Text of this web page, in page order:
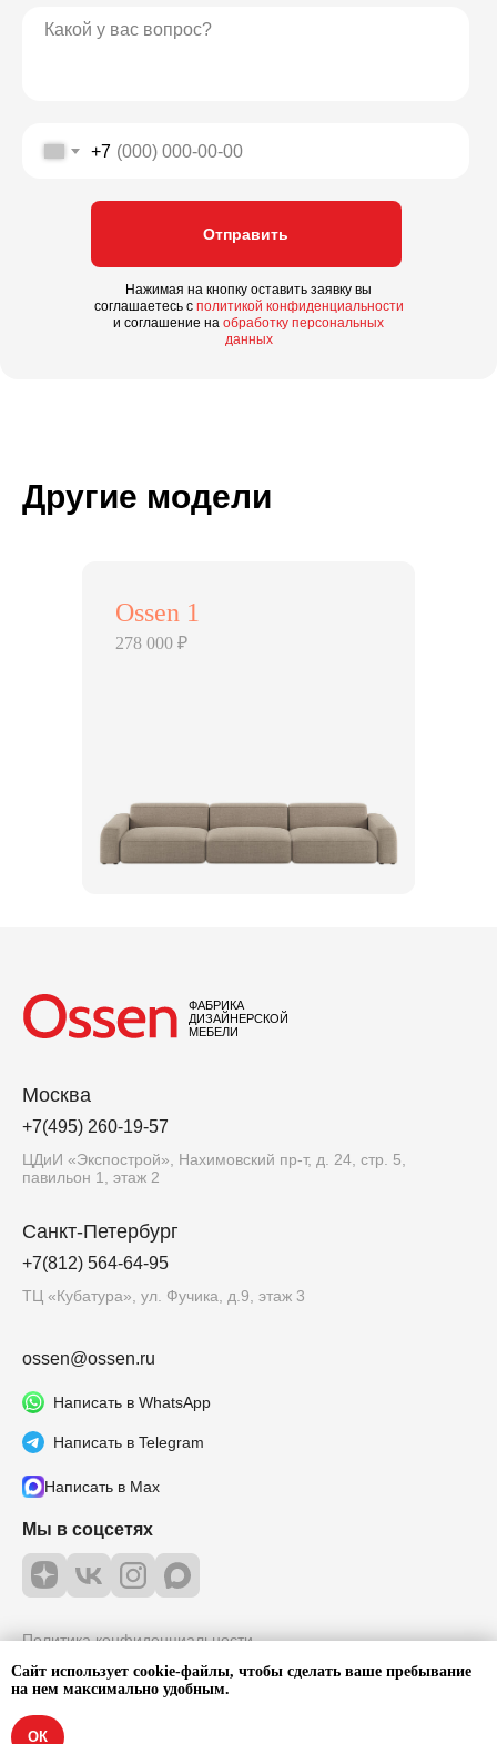
+7
Отправить
Нажимая на кнопку оставить заявку вы
соглашаетесь с политикой конфиденциальности
и соглашение на обработку персональных
данных
Другие модели
278 000 ₽
Ossen 1
ФАБРИКА
ДИЗАЙНЕРСКОЙ
МЕБЕЛИ
Мы в соцсетях
Согласие на обработку персональных
данных
Политика конфиденциальности
ossen@ossen.ru
Написать в WhatsApp
Санкт-Петербург
+7(812) 564-64-95
ТЦ «Кубатура», ул. Фучика, д.9, этаж 3
+7(495) 260-19-57
ЦДиИ «Экспострой», Нахимовский пр-т, д. 24, стр. 5,
павильон 1, этаж 2
Москва
Написать в Telegram
Написать в Max
Сайт использует cookie-файлы, чтобы сделать ваше пребывание
на нем максимально удобным.
ОК